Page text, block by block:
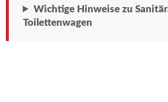
Wichtige Hinweise zu
Toilettenwagen